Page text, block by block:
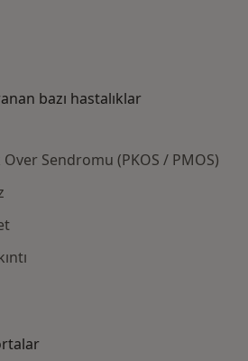
bazı hastalıklar
Sendromu (PKOS / PMOS)